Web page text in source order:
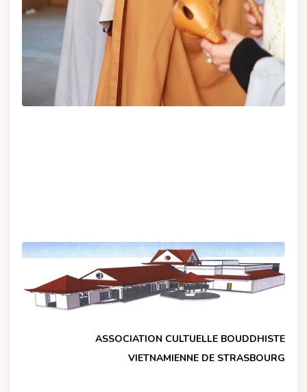
ASSOCIATION CULTUELLE BOUDDHISTE
VIETNAMIENNE DE STRASBOURG